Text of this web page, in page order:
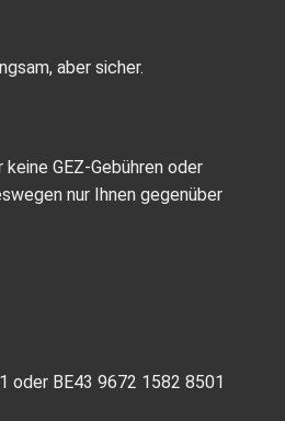
aber sicher.
GEZ-Gebühren oder
nur Ihnen gegenüber
oder BE43 9672 1582 8501